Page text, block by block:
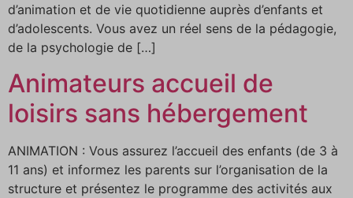
d’animation et de vie quotidienne auprès d’enfants et
d’adolescents. Vous avez un réel sens de la pédagogie,
de la psychologie de […]
Animateurs accueil de
loisirs sans hébergement
ANIMATION : Vous assurez l’accueil des enfants (de 3 à
11 ans) et informez les parents sur l’organisation de la
structure et présentez le programme des activités aux